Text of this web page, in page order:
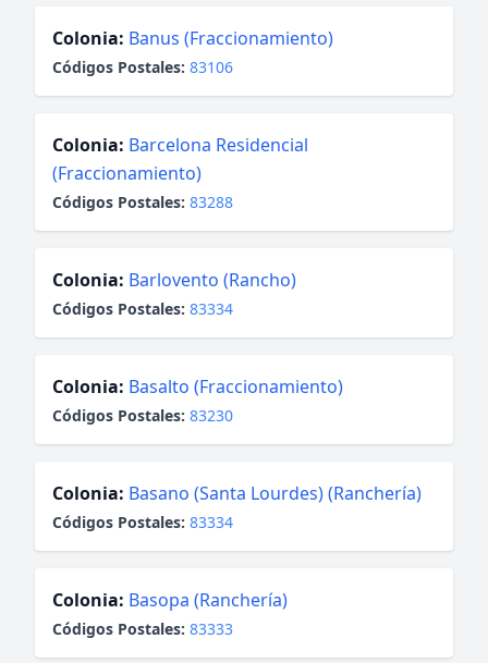
Colonia: Banus (Fraccionamiento)
Códigos Postales: 83106
Colonia: Barcelona Residencial
(Fraccionamiento)
Códigos Postales: 83288
Colonia: Barlovento (Rancho)
Códigos Postales: 83334
Colonia: Basalto (Fraccionamiento)
Códigos Postales: 83230
Colonia: Basano (Santa Lourdes) (Ranchería)
Códigos Postales: 83334
Colonia: Basopa (Ranchería)
Códigos Postales: 83333